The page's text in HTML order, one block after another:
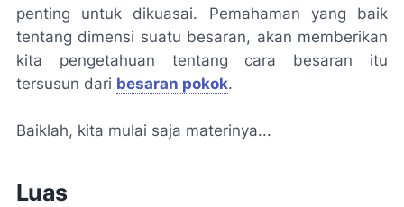
penting untuk dikuasai. Pemahaman yang baik
tentang dimensi suatu besaran, akan memberikan
kita pengetahuan tentang cara besaran itu
tersusun dari besaran pokok.
Baiklah, kita mulai saja materinya...
Luas